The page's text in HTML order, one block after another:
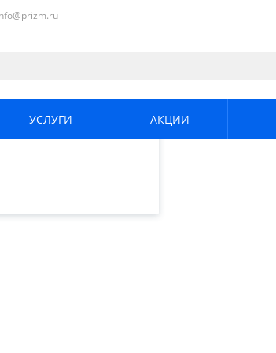
и
Продолжая
использования.
.
УСЛУГИ АКЦИИ